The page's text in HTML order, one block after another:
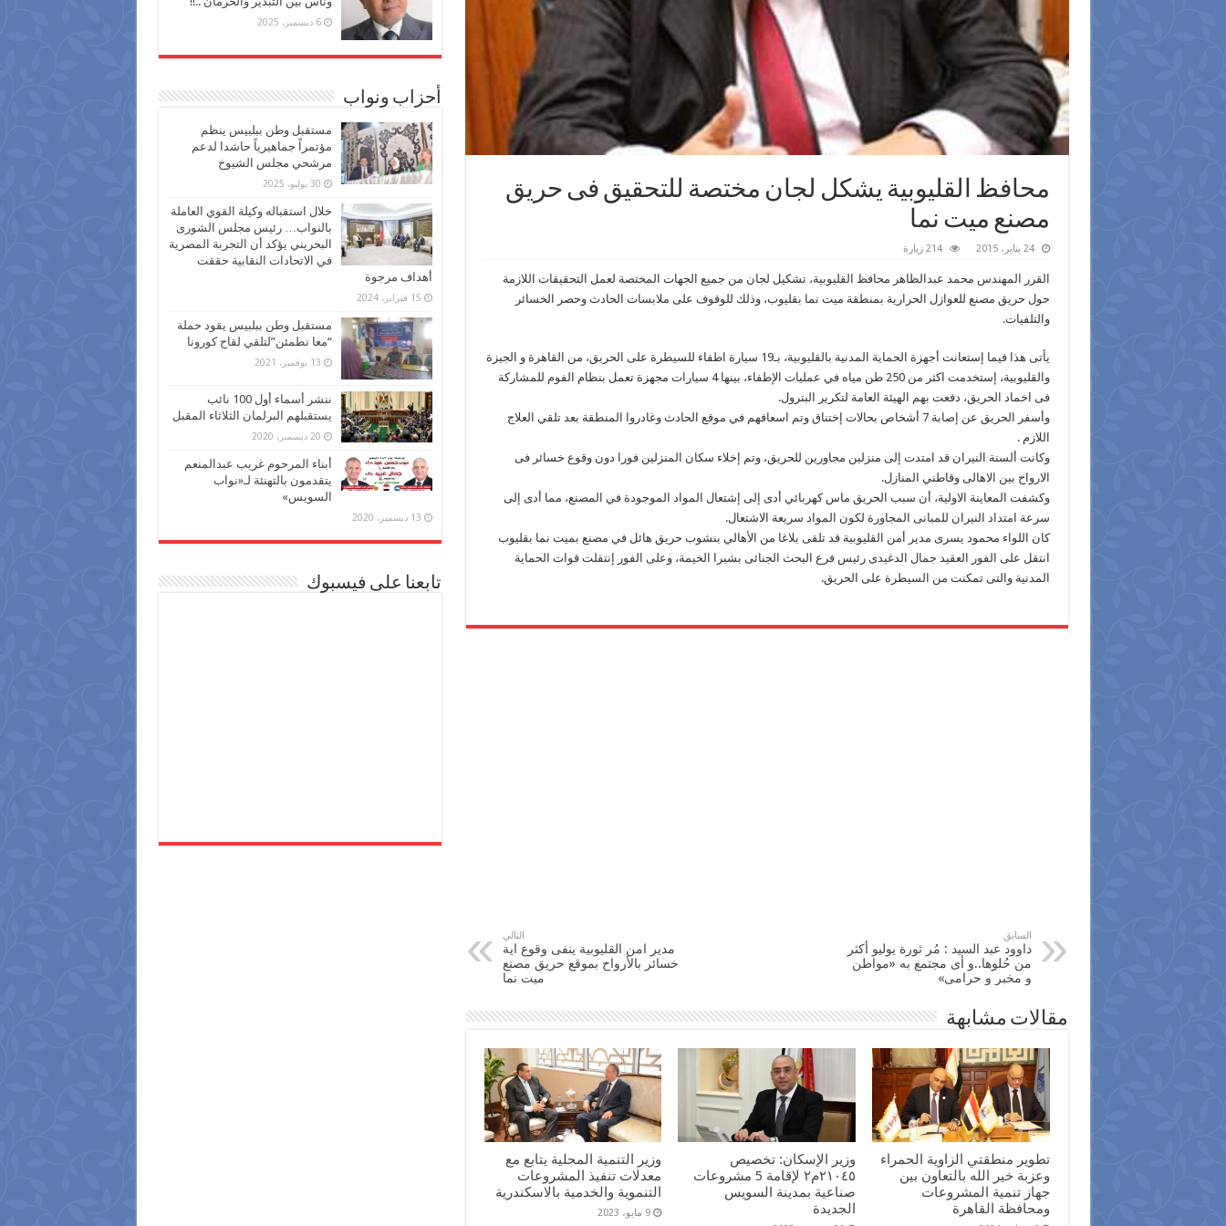
محافظ القليوبية يشكل لجان مختصة للتحقيق فى حريق
مصنع ميت نما
24 يناير، 2015 214 زيارة
القرر المهندس محمد عبدالظاهر محافظ القليوبية، تشكيل لجان من جميع الجهات المختصة لعمل التحقيقات اللازمة
حول حريق مصنع للعوازل الحرارية بمنطقة ميت نما بقليوب، وذلك للوقوف على ملابسات الحادث وحصر الخسائر
والتلفيات.
يأتى هذا فيما إستعانت أجهزة الحماية المدنية بالقليوبية، بـ19 سيارة اطفاء للسيطرة على الحريق، من القاهرة و الجيزة
والقليوبية، إستخدمت اكثر من 250 طن مياه في عمليات الإطفاء، بينها 4 سيارات مجهزة تعمل بنظام الفوم للمشاركة
فى اخماد الحريق، دفعت بهم الهيئة العامة لتكرير البترول.
وأسفر الحريق عن إصابة 7 أشخاص بحالات إختناق وتم اسعافهم في موقع الحادث وغادروا المنطقة بعد تلقي العلاج
اللازم .
وكانت ألسنة النيران قد امتدت إلى منزلين مجاورين للحريق، وتم إخلاء سكان المنزلين فورا دون وقوع خسائر فى
الارواح بين الاهالى وقاطني المنازل.
وكشفت المعاينة الاولية، أن سبب الحريق ماس كهربائي أدى إلى إشتعال المواد الموجودة في المصنع، مما أدى إلى
سرعة امتداد النيران للمبانى المجاورة لكون المواد سريعة الاشتعال.
كان اللواء محمود يسرى مدير أمن القليوبية قد تلقى بلاغا من الأهالي بنشوب حريق هائل في مصنع بميت نما بقليوب
انتقل على الفور العقيد جمال الدغيدى رئيس فرع البحث الجنائى بشبرا الخيمة، وعلى الفور إنتقلت قوات الحماية
المدنية والتى تمكنت من السيطرة على الحريق.
السابق
داوود عبد السيد : مُر ثورة يوليو أكثر
من حُلوها..و أى مجتمع به «مواطن
و مخبر و حرامى»
التالي
مدير امن القليوبية ينفى وقوع اية
خسائر بالأرواح بموقع حريق مصنع
ميت نما
مقالات مشابهة
تطوير منطقتي الزاوية الحمراء
وعزبة خير الله بالتعاون بين
جهاز تنمية المشروعات
ومحافظة القاهرة
وزير الإسكان: تخصيص
٢١٠٤٥م٢ لإقامة 5 مشروعات
صناعية بمدينة السويس
الجديدة
وزير التنمية المحلية يتابع مع
معدلات تنفيذ المشروعات
التنموية والخدمية بالاسكندرية
9 مايو، 2023
6 ديسمبر، 2025
أحزاب ونواب
مستقبل وطن ببلبيس ينظم
مؤتمراً جماهيرياً حاشدا لدعم
مرشحي مجلس الشيوخ
30 يوليو، 2025
خلال استقباله وكيلة القوي العاملة
بالنواب… رئيس مجلس الشورى
البحريني يؤكد أن التجربة المصرية
في الاتحادات النقابية حققت
أهداف مرجوة
15 فبراير، 2024
مستقبل وطن ببلبيس يقود حملة
“معا نطمئن”لتلقي لقاح كورونا
13 نوفمبر، 2021
ننشر أسماء أول 100 نائب
يستقبلهم البرلمان الثلاثاء المقبل
20 ديسمبر، 2020
أبناء المرحوم غريب عبدالمنعم
يتقدمون بالتهنئة لـ«نواب
السويس»
13 ديسمبر، 2020
تابعنا على فيسبوك